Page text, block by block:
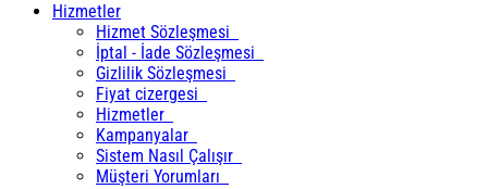
Hizmetler
Hizmet Sözleşmesi
İptal - İade Sözleşmesi
Gizlilik Sözleşmesi
Fiyat cizergesi
Hizmetler
Kampanyalar
Sistem Nasıl Çalışır
Müşteri Yorumları